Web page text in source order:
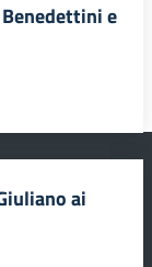
e
ai